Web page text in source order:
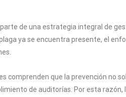
de una estrategia integral de
ya se encuentra presente, el
comprenden que la prevención no
de auditorías. Por esta razón,